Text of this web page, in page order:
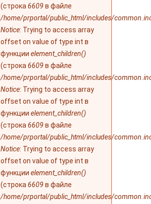
(строка 6609 в файле
/home/prportal/public_html/includes/
Notice: Trying to access array
offset on value of type int в
функции element_children()
(строка 6609 в файле
/home/prportal/public_html/includes/
Notice: Trying to access array
offset on value of type int в
функции element_children()
(строка 6609 в файле
/home/prportal/public_html/includes/
Notice: Trying to access array
offset on value of type int в
функции element_children()
(строка 6609 в файле
/home/prportal/public_html/includes/